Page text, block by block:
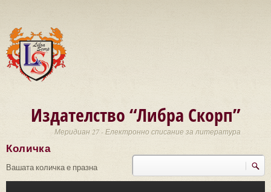
Издателство “Либра Скорп”
Меридиан 27 - Електронно списание за литература
Търси
Количка
Вашата количка е празна